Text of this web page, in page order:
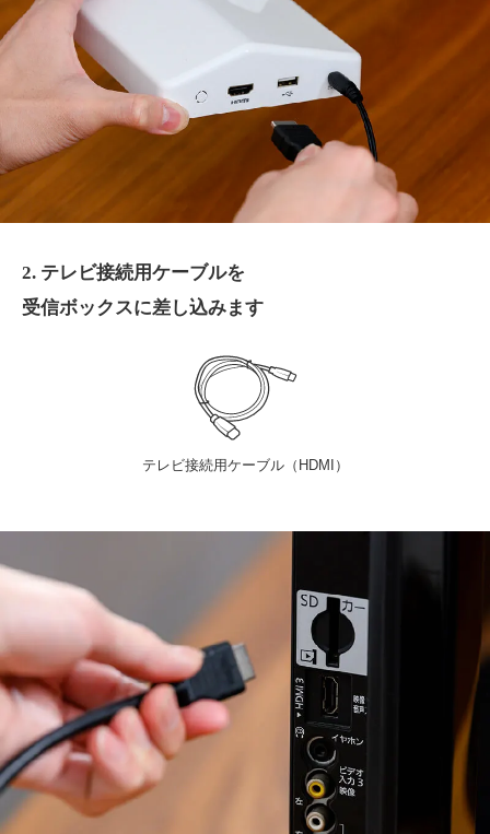
2. テレビ接続用ケーブルを
受信ボックスに差し込みます
テレビ接続用ケーブル（HDMI）